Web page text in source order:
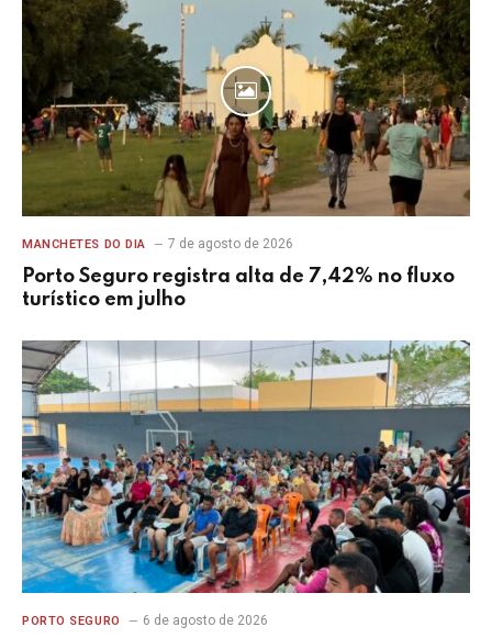
MANCHETES DO DIA 7 de agosto de 2026
Porto Seguro registra alta de 7,42% no fluxo
turístico em julho
PORTO SEGURO 6 de agosto de 2026